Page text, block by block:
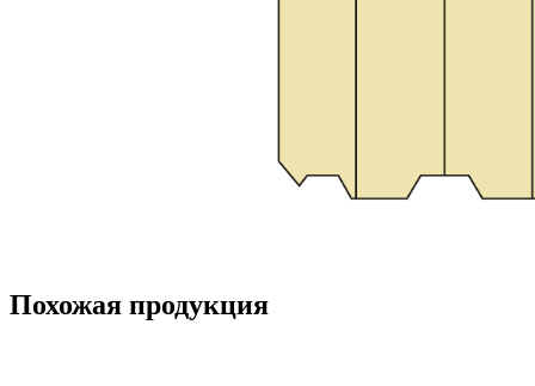
Похожая продукция